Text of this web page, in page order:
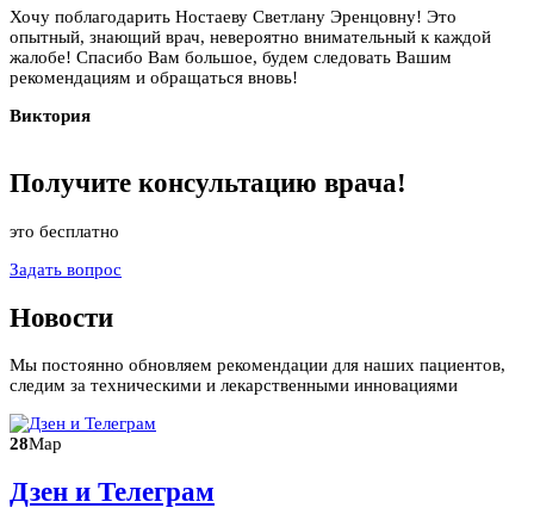
Хочу поблагодарить Ностаеву Светлану Эренцовну! Это
опытный, знающий врач, невероятно внимательный к каждой
жалобе! Спасибо Вам большое, будем следовать Вашим
рекомендациям и обращаться вновь!
Виктория
Получите консультацию врача!
это бесплатно
Задать вопрос
Новости
Мы постоянно обновляем рекомендации для наших пациентов,
следим за техническими и лекарственными инновациями
28Мар
Дзен и Телеграм